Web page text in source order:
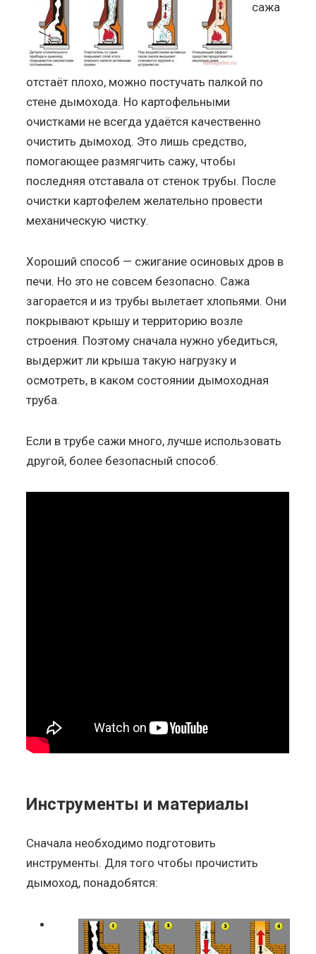
сажа
отстаёт плохо, можно постучать палкой по
стене дымохода. Но картофельными
очистками не всегда удаётся качественно
очистить дымоход. Это лишь средство,
помогающее размягчить сажу, чтобы
последняя отставала от стенок трубы. После
очистки картофелем желательно провести
механическую чистку.
Хороший способ — сжигание осиновых дров в
печи. Но это не совсем безопасно. Сажа
загорается и из трубы вылетает хлопьями. Они
покрывают крышу и территорию возле
строения. Поэтому сначала нужно убедиться,
выдержит ли крыша такую нагрузку и
осмотреть, в каком состоянии дымоходная
труба.
Если в трубе сажи много, лучше использовать
другой, более безопасный способ.
Инструменты и материалы
Сначала необходимо подготовить
инструменты. Для того чтобы прочистить
дымоход, понадобятся: